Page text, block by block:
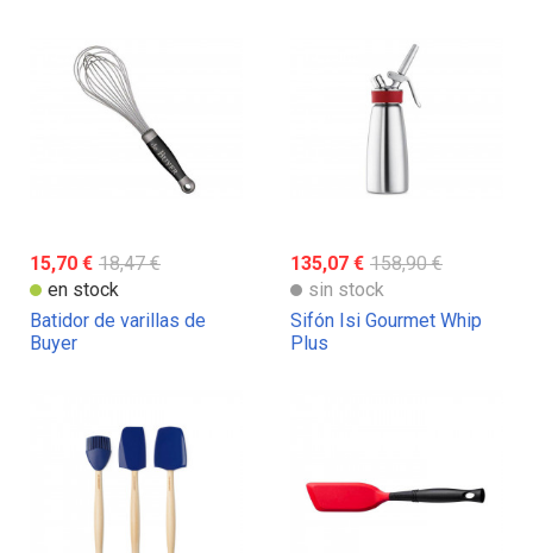
15,70 € 18,47 €
en stock
Batidor de varillas de
Buyer
135,07 € 158,90 €
sin stock
Sifón Isi Gourmet Whip
Plus